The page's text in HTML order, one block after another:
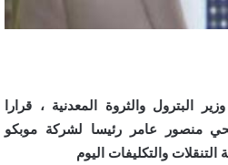
البترول والثروة المعدنية ، قرارا
منصور عامر رئيسا لشركة موبكو
والتكليفات اليوم